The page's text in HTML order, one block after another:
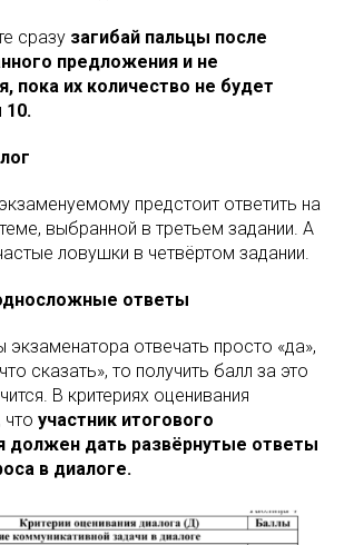
сразу загибай пальцы после
предложения и не
пока их количество не будет
10.
предстоит ответить на
выбранной в третьем задании. А
ловушки в четвёртом задании.
ответы
экзаменатора отвечать просто «да»,
сказать», то получить балл за это
В критериях оценивания
участник итогового
должен дать развёрнутые ответы
в диалоге.